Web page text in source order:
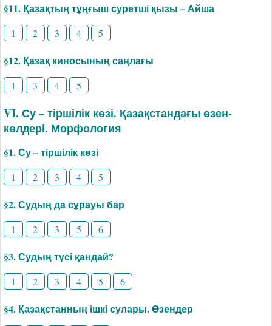
§11. Қазақтың тұңғыш суретші қызы – Айша
1 2 3 4 5
§12. Қазақ киносының саңлағы
1 3 4 5
VI. Су – тіршілік көзі. Қазақстандағы өзен-
көлдері. Морфология
§1. Су – тіршілік көзі
1 2 3 4 5
§2. Судың да сұрауы бар
1 2 3 5 6
§3. Судың түсі қандай?
1 2 3 4 5 6
§4. Қазақстанның ішкі сулары. Өзендер